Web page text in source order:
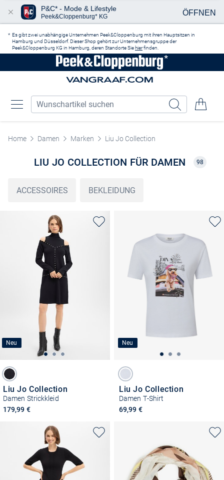
Es gibt zwei unabhängige Unternehmen Peek&Cloppenburg mit ihren Hauptsitzen in
Hamburg und Düsseldorf. Dieser Shop gehört zur Unternehmensgruppe der
Peek&Cloppenburg KG in Hamburg, deren Standorte Sie hierfinden.
Home Damen Marken Liu Jo Collection
LIU JO COLLECTION FÜR DAMEN 98
ACCESSOIRES BEKLEIDUNG
Neu
Liu Jo Collection
Damen Strickkleid
179,99 €
Neu
Liu Jo Collection
Damen T-Shirt
69,99 €
P&C* - Mode & Lifestyle
Peek&Cloppenburg* KG ÖFFNEN